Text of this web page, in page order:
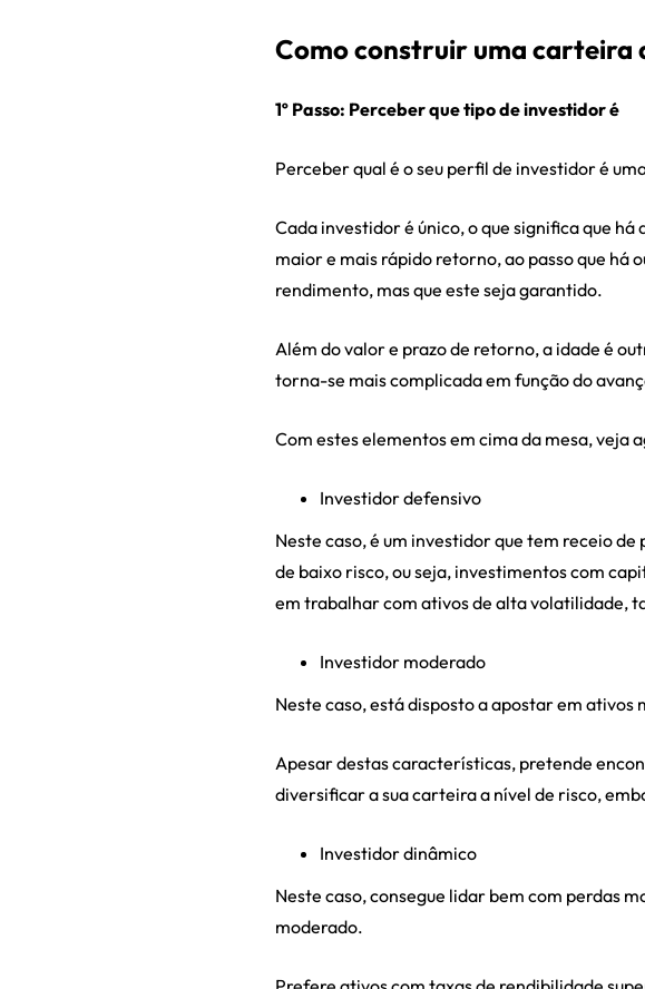
Como construir uma carteira
1º Passo: Perceber que tipo de investidor é
Perceber qual é o seu perfil de investidor é
Cada investidor é único, o que significa que
maior e mais rápido retorno, ao passo que há
rendimento, mas que este seja garantido.
Além do valor e prazo de retorno, a idade é
torna-se mais complicada em função do
Com estes elementos em cima da mesa, veja
Investidor defensivo
Neste caso, é um investidor que tem receio
de baixo risco, ou seja, investimentos com
em trabalhar com ativos de alta volatilidade,
Investidor moderado
Neste caso, está disposto a apostar em
Apesar destas características, pretende
diversificar a sua carteira a nível de risco,
Investidor dinâmico
Neste caso, consegue lidar bem com perdas
moderado.